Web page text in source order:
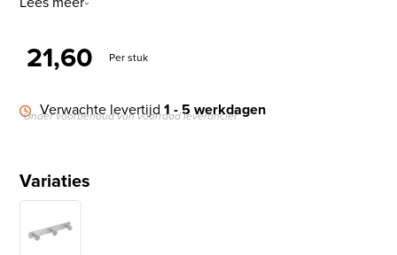
21,60 Per stuk
Verwachte levertijd1 - 5 werkdagen
*Onder voorbehoud van voorraad leverancier
Variaties